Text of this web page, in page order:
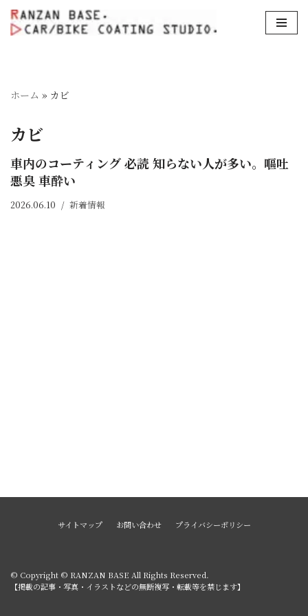
コ
ン
ス
キ
ッ
ホーム » カビ
カビ
車内のコーティング 必読 知らない人が多い。嘔吐
悪臭 車酔い
2026.06.10 新着情報
サイトマップ お問い合わせ プライバシーポリシー
© Copyright © RANZAN BASE All Rights Reserved.
【掲載の記事・写真・イラストなどの無断複写・転載等を禁じます】